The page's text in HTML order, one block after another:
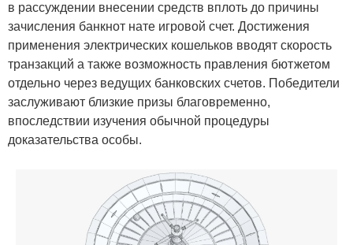
в рассуждении внесении средств вплоть до причины
зачисления банкнот нате игровой счет. Достижения
применения электрических кошельков вводят скорость
транзакций а также возможность правления бютжетом
отдельно через ведущих банковских счетов. Победители
заслуживают близкие призы благовременно,
впоследствии изучения обычной процедуры
доказательства особы.